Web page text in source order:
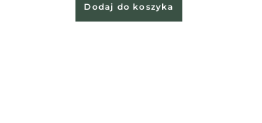
Dodaj do koszyka